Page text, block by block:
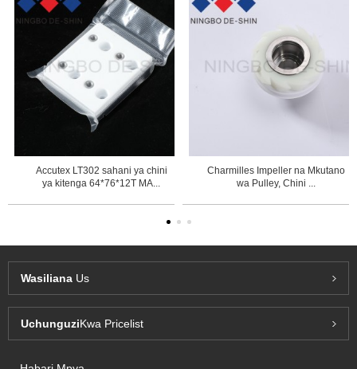
Accutex LT302 sahani ya chini
ya kitenga 64*76*12T MA...
Charmilles Impeller na Mkutano
wa Pulley, Chini ...
Wasiliana Us
UchunguziKwa Pricelist